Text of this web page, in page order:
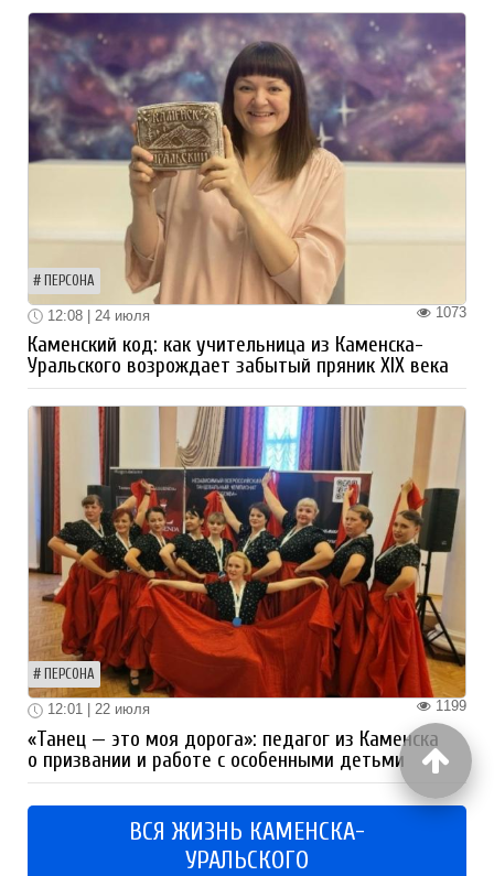
ПЕРСОНА
1073
12:08 | 24 июля
Каменский код: как учительница из Каменска-
Уральского возрождает забытый пряник XIX века
ПЕРСОНА
1199
12:01 | 22 июля
«Танец — это моя дорога»: педагог из Каменска
о призвании и работе с особенными детьми
ВСЯ ЖИЗНЬ КАМЕНСКА-
УРАЛЬСКОГО